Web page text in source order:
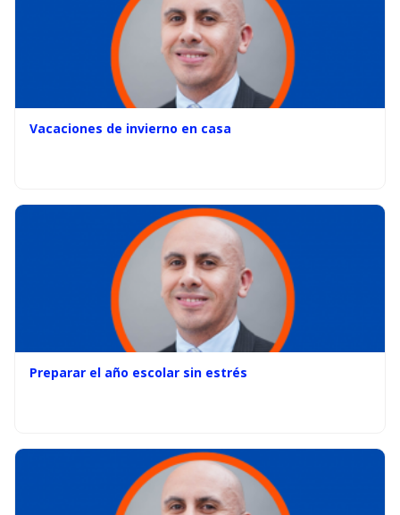
Vacaciones de invierno en casa
Preparar el año escolar sin estrés